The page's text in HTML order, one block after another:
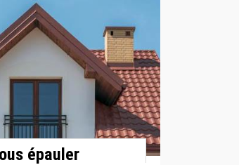
épauler